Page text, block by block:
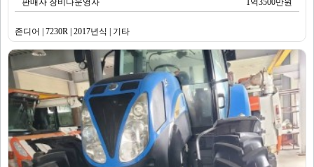
판매자 장비다운영자 1억3500만원
존디어 | 7230R | 2017년식 | 기타